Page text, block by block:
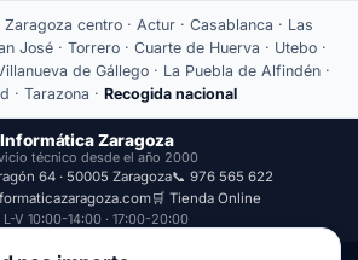
Zaragoza centro · Actur · Casablanca · Las
José · Torrero · Cuarte de Huerva · Utebo ·
de Gállego · La Puebla de Alfindén ·
· Tarazona · Recogida nacional
Informática Zaragoza
técnico desde el año 2000
64 · 50005 Zaragoza📞 976 565 622
🛒 Tienda Online
L-V 10:00-14:00 · 17:00-20:00